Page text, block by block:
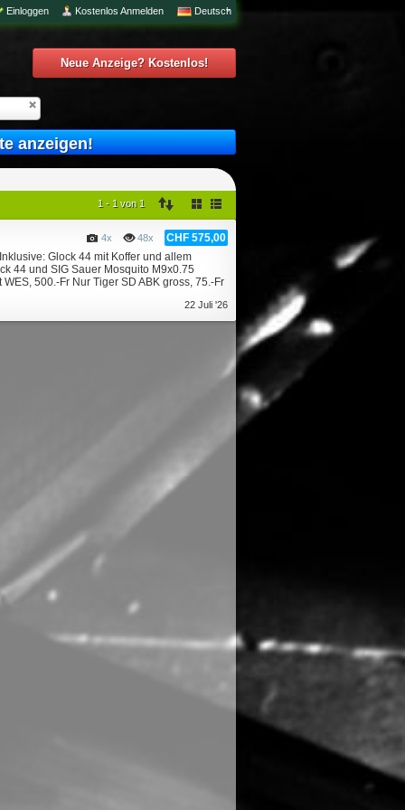
Deutsch
Kostenlos Anmelden
Einloggen
Neue Anzeige? Kostenlos!
anzeigen!
1 - 1 von 1
CHF 575,00
48x
4x
Glock 44 mit Koffer und allem
44 und SIG Sauer Mosquito M9x0.75
500.-Fr Nur Tiger SD ABK gross, 75.-Fr
22 Juli '26